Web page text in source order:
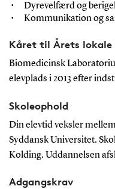
Dyrevelfærd og
Kommunikation og
Kåret til Årets lokale
Biomedicinsk
elevplads i 2013 efter
Skoleophold
Din elevtid veksler
Syddansk Universitet.
Kolding. Uddannelsen
Adgangskrav